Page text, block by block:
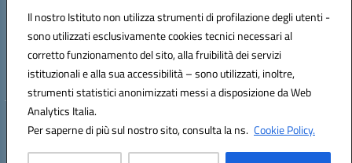
Il nostro Istituto non utilizza strumenti di profilazione degli utenti -
sono utilizzati esclusivamente cookies tecnici necessari al
corretto funzionamento del sito, alla fruibilità dei servizi
istituzionali e alla sua accessibilità – sono utilizzati, inoltre,
strumenti statistici anonimizzati messi a disposizione da Web
Analytics Italia.
Per saperne di più sul nostro sito, consulta la ns. Cookie Policy.
Codice fiscale: 91038380589
Codice meccanografico:RMIC8B900G
Codice Indice delle Pubbliche Amministrazioni (IPA): istsc_rmic8b900g
Codice unico di fatturazione (CUF): UFP4NO
Hosting & Powered by 3D Solution S.r.l.
Concept & Design by Designers Italia